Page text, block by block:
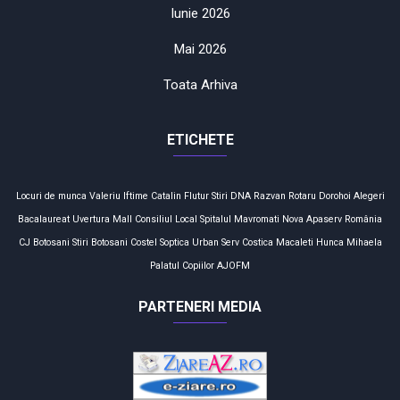
Iunie 2026
Mai 2026
Toata Arhiva
ETICHETE
Locuri de munca Valeriu Iftime Catalin Flutur Stiri DNA Razvan Rotaru Dorohoi Alegeri
Bacalaureat Uvertura Mall Consiliul Local Spitalul Mavromati Nova Apaserv România
CJ Botosani Stiri Botosani Costel Soptica Urban Serv Costica Macaleti Hunca Mihaela
Palatul Copiilor AJOFM
PARTENERI MEDIA